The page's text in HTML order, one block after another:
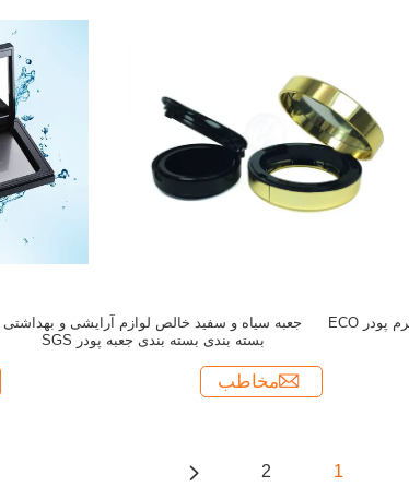
جعبه سیاه و سفید خالص لوازم آرایشی و بهداشتی
بسته بندی بسته بندی جعبه پودر SGS
مخاطب
بسته بندی پودر فشرده خالص، 15 گرم پودر ECO
1
2